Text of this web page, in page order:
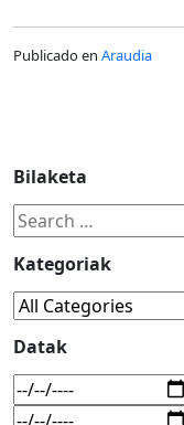
Publicado en Araudia
Bilaketa
Kategoriak
Datak